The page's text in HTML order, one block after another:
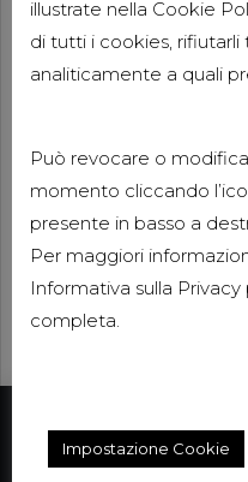
dichiaro di aver
Policy del sito visibile
Chi Siamo
illustrate nella Cookie
di tutti i cookies,
analiticamente a quali
Può revocare o
momento cliccando
presente in basso a
Per maggiori
Informativa sulla Privacy
completa.
Impostazione Cookie